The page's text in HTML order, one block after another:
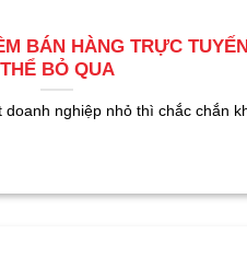
BÁN HÀNG TRỰC
THỂ BỎ QUA
nghiệp nhỏ thì chắc chắn